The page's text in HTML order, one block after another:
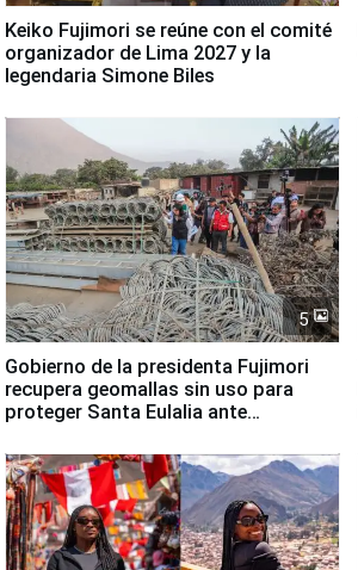
Keiko Fujimori se reúne con el comité
organizador de Lima 2027 y la
legendaria Simone Biles
5
Gobierno de la presidenta Fujimori
recupera geomallas sin uso para
proteger Santa Eulalia ante